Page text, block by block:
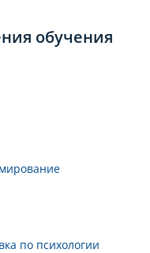
обучения
по психологии